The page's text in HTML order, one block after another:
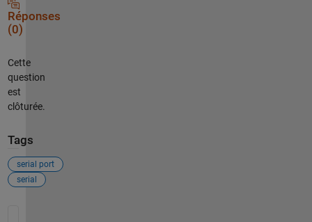
Réponses
(0)
Cette
question
est
clôturée.
Tags
serial port
serial